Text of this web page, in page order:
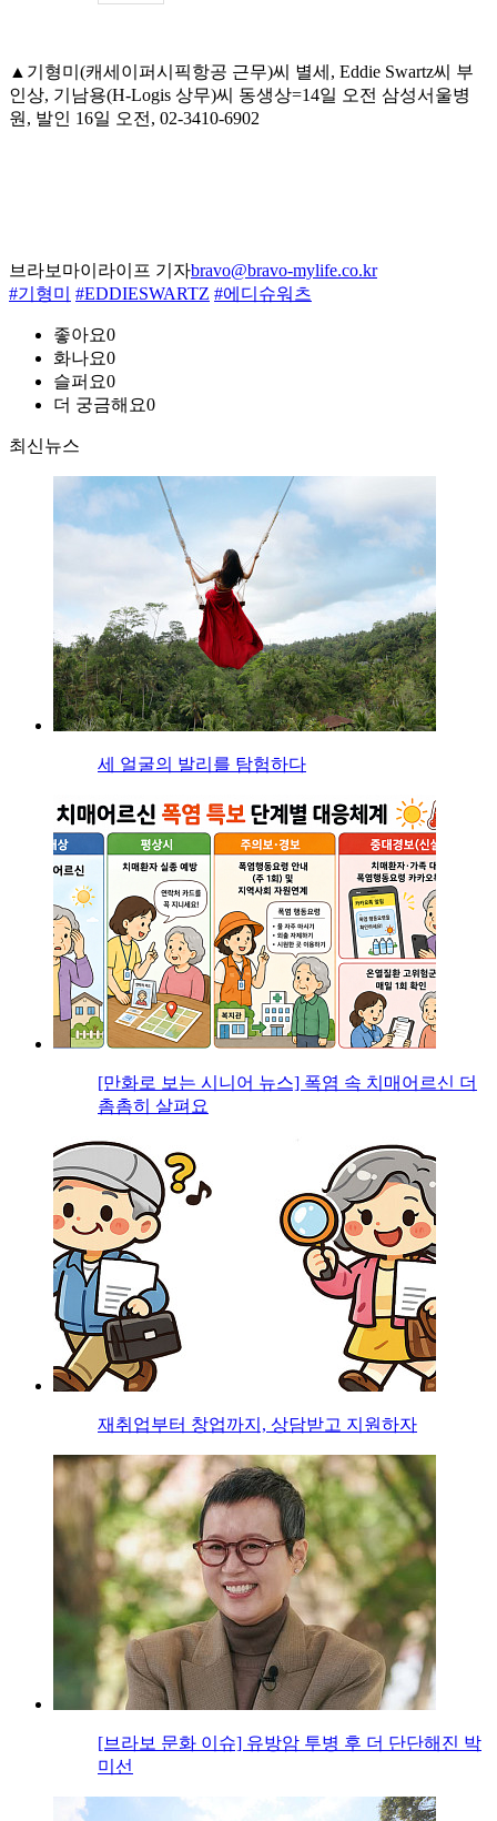
▲기형미(캐세이퍼시픽항공 근무)씨 별세, Eddie Swartz씨 부
인상, 기남용(H-Logis 상무)씨 동생상=14일 오전 삼성서울병
원, 발인 16일 오전, 02-3410-6902
브라보마이라이프 기자bravo@bravo-mylife.co.kr
#기형미
#EDDIESWARTZ #에디슈워츠
좋아요0
화나요0
슬퍼요0
더 궁금해요0
최신뉴스
세 얼굴의 발리를 탐험하다
[만화로 보는 시니어 뉴스] 폭염 속 치매어르신 더
촘촘히 살펴요
재취업부터 창업까지, 상담받고 지원하자
[브라보 문화 이슈] 유방암 투병 후 더 단단해진 박
미선